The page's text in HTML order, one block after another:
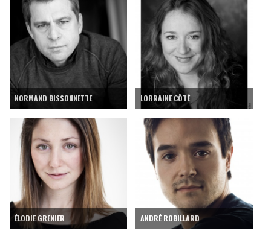
NORMAND BISSONNETTE LORRAINE CÔTÉ
ÉLODIE GRENIER ANDRÉ ROBILLARD